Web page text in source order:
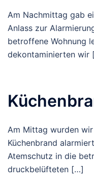
Am Nachmittag gab
Anlass zur
betroffene Wohnung
dekontaminierten wir
Am Mittag wurden
Küchenbrand
Atemschutz in die
druckbelüfteten […]